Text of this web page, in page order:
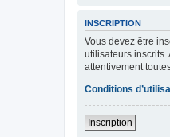
INSCRIPTION
Vous devez être
utilisateurs inscrits.
attentivement
Conditions
Inscription